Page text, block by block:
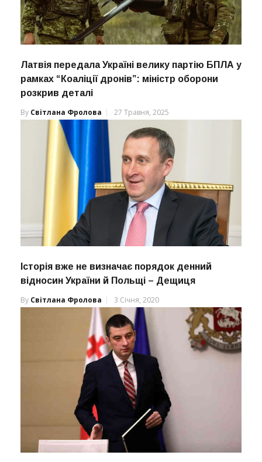
Латвія передала Україні велику партію БПЛА у
рамках “Коаліції дронів”: міністр оборони
розкрив деталі
By Світлана Фролова 27 Травня, 2025
Історія вже не визначає порядок денний
відносин України й Польщі – Дещиця
By Світлана Фролова 3 Січня, 2020